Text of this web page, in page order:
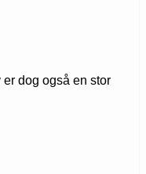
dog også en stor